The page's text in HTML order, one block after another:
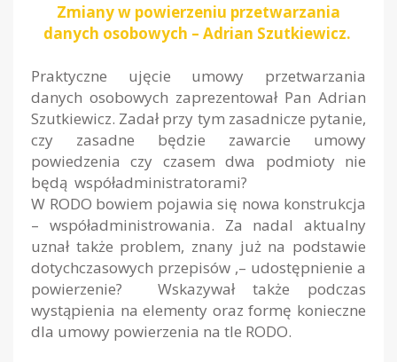
Zmiany w powierzeniu przetwarzania
danych osobowych – Adrian Szutkiewicz.
Praktyczne ujęcie umowy przetwarzania
danych osobowych zaprezentował Pan Adrian
Szutkiewicz. Zadał przy tym zasadnicze pytanie,
czy zasadne będzie zawarcie umowy
powiedzenia czy czasem dwa podmioty nie
będą współadministratorami?
W RODO bowiem pojawia się nowa konstrukcja
– współadministrowania. Za nadal aktualny
uznał także problem, znany już na podstawie
dotychczasowych przepisów ,– udostępnienie a
powierzenie? Wskazywał także podczas
wystąpienia na elementy oraz formę konieczne
dla umowy powierzenia na tle RODO.